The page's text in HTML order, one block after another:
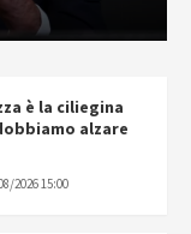
è la ciliegina
alzare
2026 15:00